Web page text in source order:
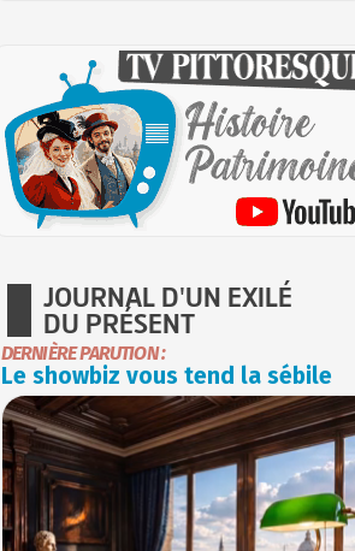
JOURNAL D'UN EXILÉ
DU PRÉSENT
DERNIÈRE PARUTION :
Le showbiz vous tend la sébile